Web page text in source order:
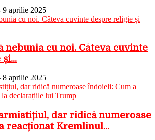
9 aprilie 2025
nebunia cu noi. Câteva cuvinte
8 aprilie 2025
dar ridică numeroase
reacționat Kremlinul...